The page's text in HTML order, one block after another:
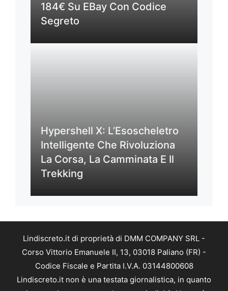
184€ Su EBay Con Codice
Segreto
Hypershell X: L’Esoscheletro
Intelligente Che Rivoluziona
La Corsa, La Camminata E Il
Trekking
Lindiscreto.it di proprietà di DMM COMPANY SRL -
Corso Vittorio Emanuele II, 13, 03018 Paliano (FR) -
Codice Fiscale e Partita I.V.A. 03144800608
Lindiscreto.it non è una testata giornalistica, in quanto